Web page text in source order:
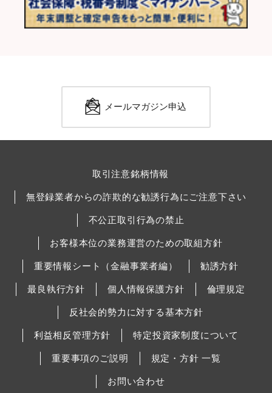
メールマガジン申込
取引注意銘柄情報
無登録業者からの詐欺的な勧誘行為にご注意下さい
不公正取引行為の禁止
お客様本位の業務運営のための取組方針
重要情報シート（金融事業者編） 勧誘方針
最良執行方針 個人情報保護方針 倫理規定
反社会的勢力に対する基本方針
利益相反管理方針 特定投資家制度について
重要事項のご説明 規定・方針 一覧
お問い合わせ